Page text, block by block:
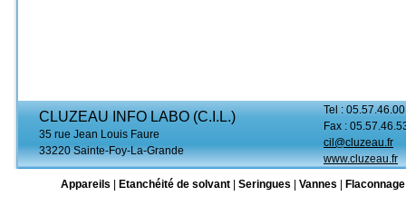
CLUZEAU INFO LABO (C.I.L.)
35 rue Jean Louis Faure
33220 Sainte-Foy-La-Grande
Tel :
Fax :
cil@cluzeau.fr
www.cluzeau.fr
Appareils
Etanchéité de solvant Seringues Vannes Flaconnage